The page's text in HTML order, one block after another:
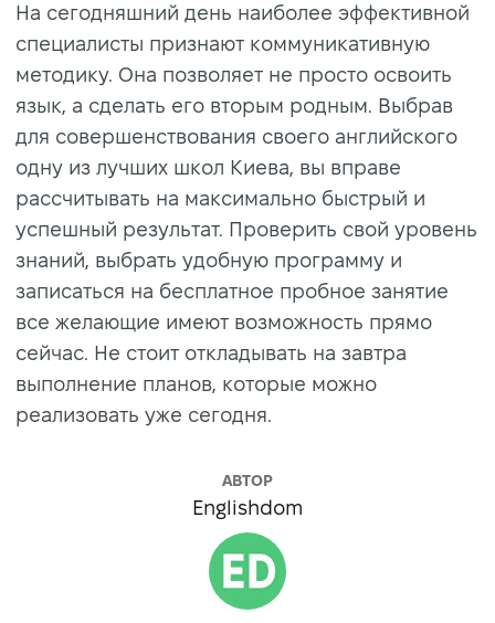
На сегодняшний день наиболее эффективной
специалисты признают коммуникативную
методику. Она позволяет не просто освоить
язык, а сделать его вторым родным. Выбрав
для совершенствования своего английского
одну из лучших школ Киева, вы вправе
рассчитывать на максимально быстрый и
успешный результат. Проверить свой уровень
знаний, выбрать удобную программу и
записаться на бесплатное пробное занятие
все желающие имеют возможность прямо
сейчас. Не стоит откладывать на завтра
выполнение планов, которые можно
реализовать уже сегодня.
АВТОР
Englishdom